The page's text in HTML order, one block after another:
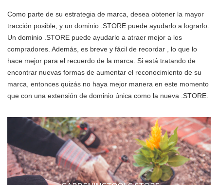
Como parte de su estrategia de marca, desea obtener la mayor
tracción posible, y un dominio .STORE puede ayudarlo a lograrlo.
Un dominio .STORE puede ayudarlo a atraer mejor a los
compradores. Además, es breve y fácil de recordar , lo que lo
hace mejor para el recuerdo de la marca. Si está tratando de
encontrar nuevas formas de aumentar el reconocimiento de su
marca, entonces quizás no haya mejor manera en este momento
que con una extensión de dominio única como la nueva .STORE.